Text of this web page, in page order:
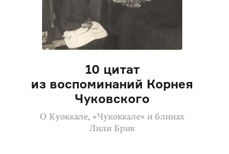
10 цитат
из воспоминаний Корнея
Чуковского
О Куоккале, «Чукоккале» и блинах
Лили Брик